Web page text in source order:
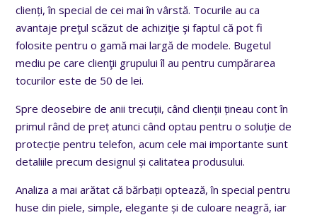
clienți, în special de cei mai în vârstă. Tocurile au ca
avantaje preţul scăzut de achiziţie şi faptul că pot fi
folosite pentru o gamă mai largă de modele. Bugetul
mediu pe care clienţii grupului îl au pentru cumpărarea
tocurilor este de 50 de lei.
Spre deosebire de anii trecuții, când clienții țineau cont în
primul rând de preț atunci când optau pentru o soluție de
protecție pentru telefon, acum cele mai importante sunt
detaliile precum designul și calitatea produsului.
Analiza a mai arătat că bărbații optează, în special pentru
huse din piele, simple, elegante și de culoare neagră, iar